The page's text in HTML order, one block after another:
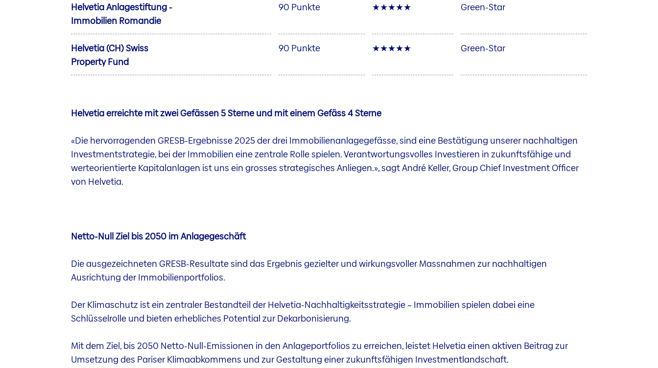
Helvetia Anlagestiftung -
Immobilien Romandie
90 Punkte ★★★★★ Green-Star
Helvetia (CH) Swiss
Property Fund
90 Punkte ★★★★★ Green-Star
Helvetia erreichte mit zwei Gefässen 5 Sterne und mit einem Gefäss 4 Sterne
«Die hervorragenden GRESB-Ergebnisse 2025 der drei Immobilienanlagegefässe, sind eine Bestätigung unserer nachhaltigen
Investmentstrategie, bei der Immobilien eine zentrale Rolle spielen. Verantwortungsvolles Investieren in zukunftsfähige und
werteorientierte Kapitalanlagen ist uns ein grosses strategisches Anliegen.», sagt André Keller, Group Chief Investment Officer
von Helvetia.
Netto-Null Ziel bis 2050 im Anlagegeschäft
Die ausgezeichneten GRESB-Resultate sind das Ergebnis gezielter und wirkungsvoller Massnahmen zur nachhaltigen
Ausrichtung der Immobilienportfolios.
Der Klimaschutz ist ein zentraler Bestandteil der Helvetia-Nachhaltigkeitsstrategie – Immobilien spielen dabei eine
Schlüsselrolle und bieten erhebliches Potential zur Dekarbonisierung.
Mit dem Ziel, bis 2050 Netto-Null-Emissionen in den Anlageportfolios zu erreichen, leistet Helvetia einen aktiven Beitrag zur
Umsetzung des Pariser Klimaabkommens und zur Gestaltung einer zukunftsfähigen Investmentlandschaft.